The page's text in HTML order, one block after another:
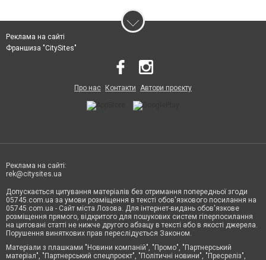
Реклама на сайті
Франшиза "CitySites"
Про нас Контакти Автори проєкту
Реклама на сайті:
rek@citysites.ua
Допускається цитування матеріалів без отримання попередньої згоди
05745.com.ua за умови розміщення в тексті обов'язкового посилання на
05745.com.ua - Сайт міста Лозова. Для інтернет-видань обов'язкове
розміщення прямого, відкритого для пошукових систем гіперпосилання
на цитовані статті не нижче другого абзацу в тексті або в якості джерела.
Порушення виняткових прав переслідується Законом.
Матеріали з плашками "Новини компаній", "Промо", "Партнерський
матеріал", "Партнерський спецпроєкт", "Політичні новини", "Пресреліз",